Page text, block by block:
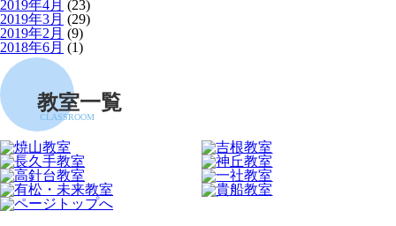
2019年4月 (23)
2019年3月 (29)
2019年2月 (9)
2018年6月 (1)
教室一覧
CLASSROOM